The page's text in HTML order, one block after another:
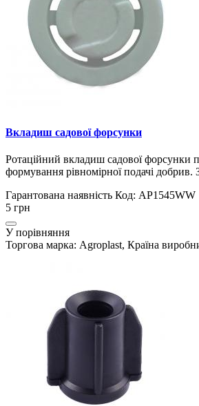
Вкладиш садової форсунки
Ротаційний вкладиш садової форсунки
формування рівномірної подачі добрив.
Гарантована наявність Код: AP1545WW
5 грн
У порівняння
Торгова марка: Agroplast, Країна